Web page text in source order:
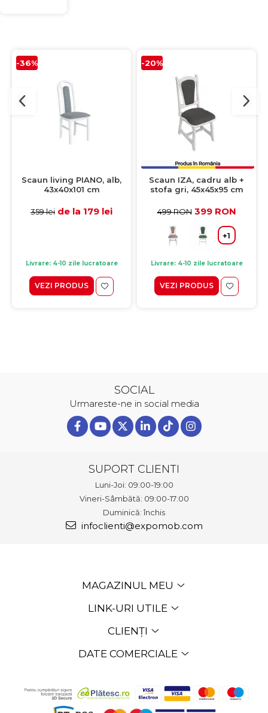
-36%
Scaun living PIANO, alb,
43x40x101 cm
359 lei de la 179 lei
Livrare: 4-10 zile lucratoare
VEZI PRODUS
-20%
Scaun IZA, cadru alb +
stofa gri, 45x45x95 cm
499 RON 399 RON
+1
Livrare: 4-10 zile lucratoare
VEZI PRODUS
SOCIAL
Urmareste-ne in social media
SUPORT CLIENTI
Luni-Joi: 09:00-19:00
Vineri-Sâmbătă: 09:00-17:00
Duminică: închis
infoclienti@expomob.com
MAGAZINUL MEU
LINK-URI UTILE
CLIENȚI
DATE COMERCIALE